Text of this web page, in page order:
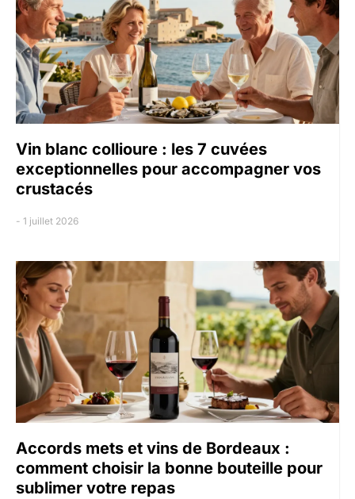
Vin blanc collioure : les 7 cuvées
exceptionnelles pour accompagner vos
crustacés
1 juillet 2026
Accords mets et vins de Bordeaux :
comment choisir la bonne bouteille pour
sublimer votre repas